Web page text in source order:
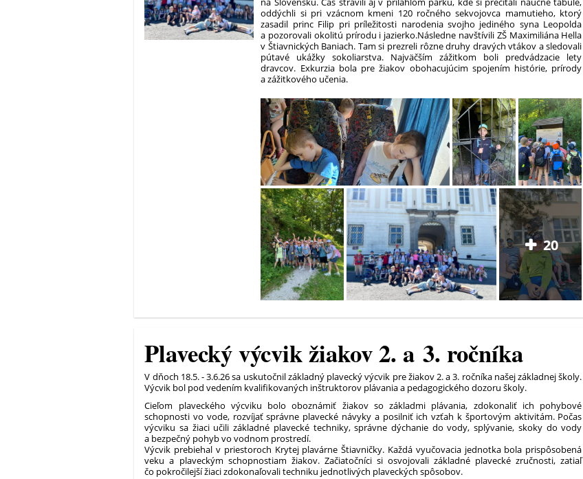
oddýchli si pri vzácnom kmeni 120 ročného sekvojovca mamutieho, ktorý
zasadil princ Filip pri príležitosti narodenia svojho jediného syna Leopolda
a pozorovali okolitú prírodu i jazierko.Následne navštívili ZŠ Maximiliána Hella
v Štiavnických Baniach. Tam si prezreli rôzne druhy dravých vtákov a sledovali
pútavé ukážky sokoliarstva. Najväčším zážitkom boli predvádzacie lety
dravcov. Exkurzia bola pre žiakov obohacujúcim spojením histórie, prírody
a zážitkového učenia.
20
Plavecký výcvik žiakov 2. a 3. ročníka
V dňoch 18.5. - 3.6.26 sa uskutočnil základný plavecký výcvik pre žiakov 2. a 3. ročníka našej základnej školy.
Výcvik bol pod vedením kvalifikovaných inštruktorov plávania a pedagogického dozoru školy.
Cieľom plaveckého výcviku bolo oboznámiť žiakov so základmi plávania, zdokonaliť ich pohybové
schopnosti vo vode, rozvíjať správne plavecké návyky a posilniť ich vzťah k športovým aktivitám. Počas
výcviku sa žiaci učili základné plavecké techniky, správne dýchanie do vody, splývanie, skoky do vody
a bezpečný pohyb vo vodnom prostredí.
Výcvik prebiehal v priestoroch Krytej plavárne Štiavničky. Každá vyučovacia jednotka bola prispôsobená
veku a plaveckým schopnostiam žiakov. Začiatočníci si osvojovali základné plavecké zručnosti, zatiaľ
čo pokročilejší žiaci zdokonaľovali techniku jednotlivých plaveckých spôsobov.